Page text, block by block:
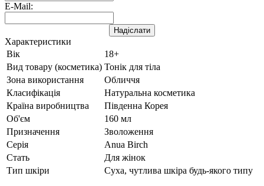
E-Mail:
Надіслати
Характеристики
Вік
18+
Вид товару (косметика) Тонік для тіла
Зона використання
Обличчя
Класифікація
Натуральна косметика
Країна виробництва
Південна Корея
Об'єм
160 мл
Призначення
Зволоження
Серія
Anua Birch
Стать
Для жінок
Тип шкіри
Суха, чутлива шкіра будь-якого типу